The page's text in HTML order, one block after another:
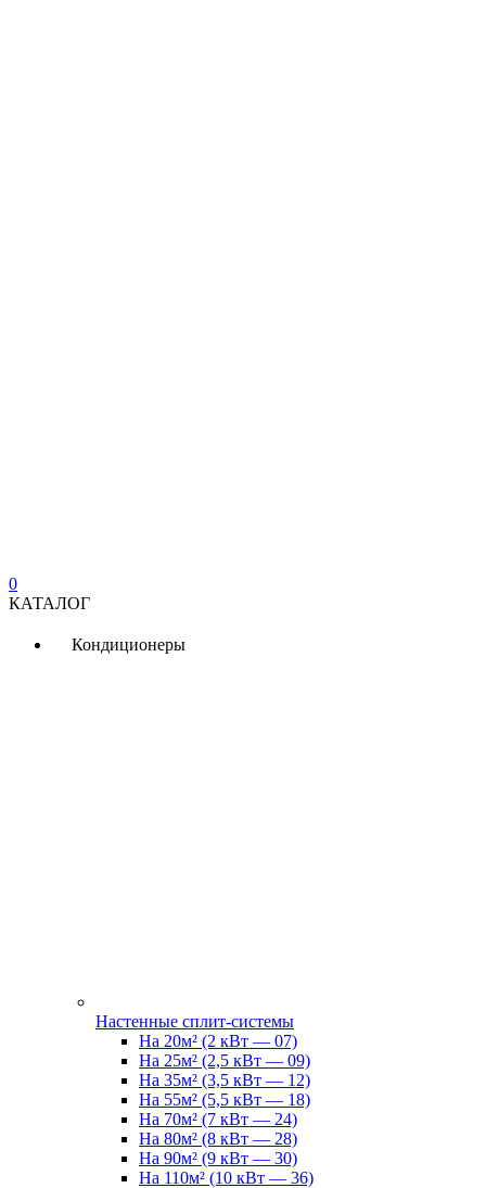
0
КАТАЛОГ
Кондиционеры
Настенные сплит-системы
На 20м² (2 кВт — 07)
На 25м² (2,5 кВт — 09)
На 35м² (3,5 кВт — 12)
На 55м² (5,5 кВт — 18)
На 70м² (7 кВт — 24)
На 80м² (8 кВт — 28)
На 90м² (9 кВт — 30)
На 110м² (10 кВт — 36)